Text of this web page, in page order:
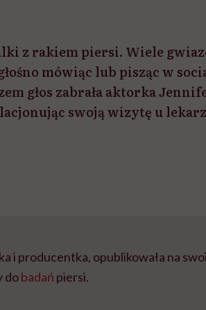
z rakiem piersi. Wiele
mówiąc lub pisząc w
głos zabrała aktorka
swoją wizytę u
i producentka, opublikowała na
dobadań piersi.